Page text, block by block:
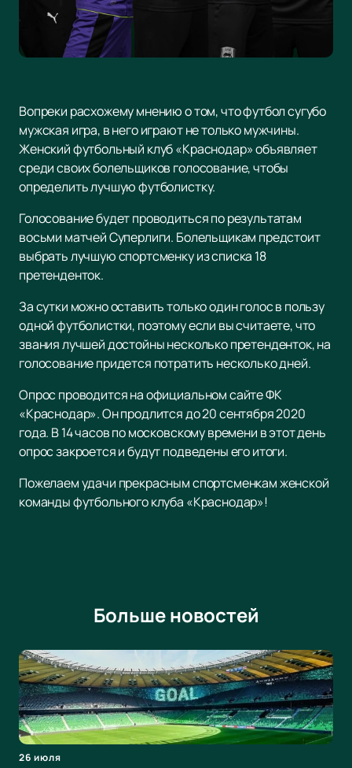
Вопреки расхожему мнению о том, что футбол сугубо
мужская игра, в него играют не только мужчины.
Женский футбольный клуб «Краснодар» объявляет
среди своих болельщиков голосование, чтобы
определить лучшую футболистку.
Голосование будет проводиться по результатам
восьми матчей Суперлиги. Болельщикам предстоит
выбрать лучшую спортсменку из списка 18
претенденток.
За сутки можно оставить только один голос в пользу
одной футболистки, поэтому если вы считаете, что
звания лучшей достойны несколько претенденток, на
голосование придется потратить несколько дней.
Опрос проводится на официальном сайте ФК
«Краснодар». Он продлится до 20 сентября 2020
года. В 14 часов по московскому времени в этот день
опрос закроется и будут подведены его итоги.
Пожелаем удачи прекрасным спортсменкам женской
команды футбольного клуба «Краснодар»!
Больше новостей
26 июля